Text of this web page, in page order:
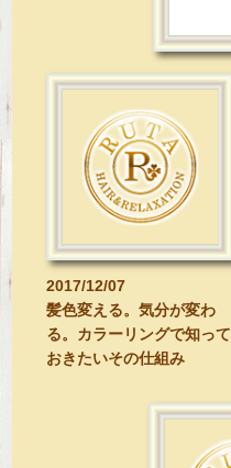
2017/12/07
髪色変える。気分が変わ
る。カラーリングで知って
おきたいその仕組み